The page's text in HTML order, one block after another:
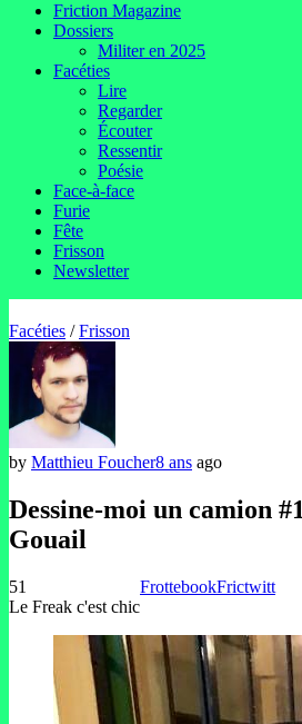
Friction Magazine
Dossiers
Militer en 2025
Facéties
Lire
Regarder
Écouter
Ressentir
Poésie
Face-à-face
Furie
Fête
Frisson
Newsletter
Facéties /Frisson
by Matthieu Foucher8 ans ago
Dessine-moi un camion
Gouail
51
Le Freak c'est chic
FrottebookFrictwitt